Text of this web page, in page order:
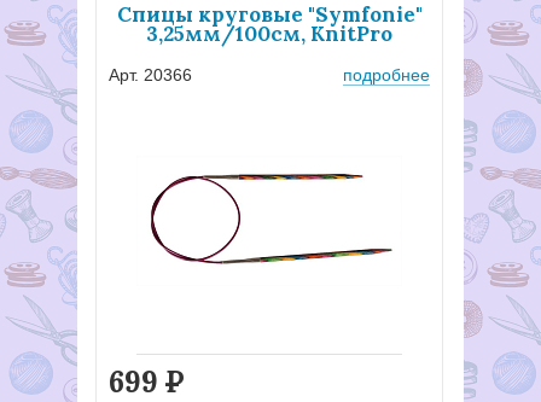
Спицы круговые "Symfonie"
3,25мм/100см, KnitPro
Арт. 20366 подробнее
699 Р